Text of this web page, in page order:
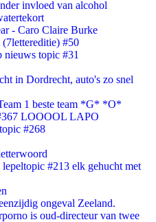
invloed van alcohol
- Caro Claire Burke
(7lettereditie) #50
nieuws topic #31
in Dordrecht, auto's zo snel
1 beste team *G* *O*
LOOOOL LAPO
#268
lepeltopic #213 elk gehucht met
ongeval Zeeland.
is oud-directeur van twee